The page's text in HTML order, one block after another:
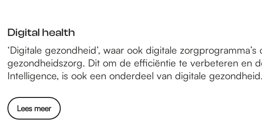
Digital health
‘Digitale gezondheid’, waar ook digitale
gezondheidszorg. Dit om de efficiëntie te verbeteren en
Intelligence, is ook een onderdeel van digitale gezondheid.
Lees meer